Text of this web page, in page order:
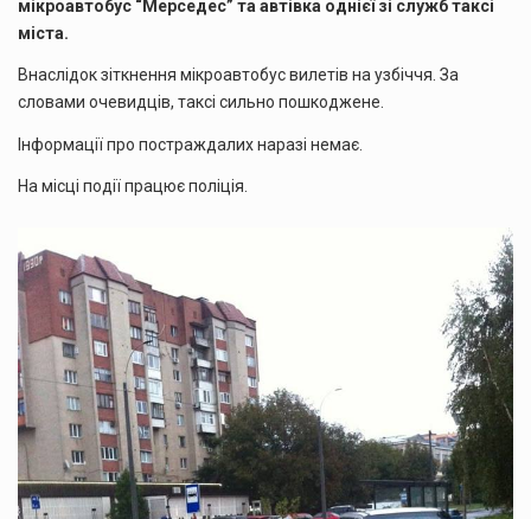
мікроавтобус “Мерседес” та автівка однієї зі служб таксі
міста.
Внаслідок зіткнення мікроавтобус вилетів на узбіччя. За
словами очевидців, таксі сильно пошкоджене.
Інформації про постраждалих наразі немає.
На місці події працює поліція.